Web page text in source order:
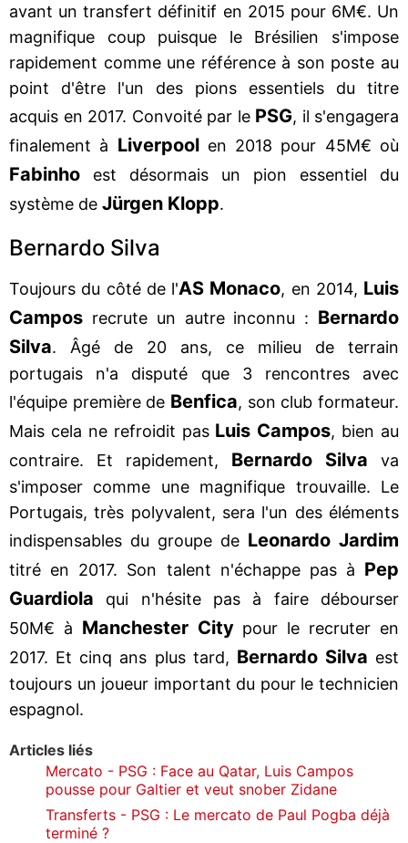
avant un transfert définitif en 2015 pour 6M€. Un
magnifique coup puisque le Brésilien s'impose
rapidement comme une référence à son poste au
point d'être l'un des pions essentiels du titre
acquis en 2017. Convoité par le PSG, il s'engagera
finalement à Liverpoolen 2018 pour 45M€ où
Fabinho est désormais un pion essentiel du
système de Jürgen Klopp.
Bernardo Silva
Toujours du côté de l'AS Monaco, en 2014, Luis
Campos recrute un autre inconnu : Bernardo
Silva. Âgé de 20 ans, ce milieu de terrain
portugais n'a disputé que 3 rencontres avec
l'équipe première de Benfica, son club formateur.
Mais cela ne refroidit pas Luis Campos, bien au
contraire. Et rapidement, Bernardo Silva va
s'imposer comme une magnifique trouvaille. Le
Portugais, très polyvalent, sera l'un des éléments
indispensables du groupe de Leonardo Jardim
titré en 2017. Son talent n'échappe pas à Pep
Guardiola qui n'hésite pas à faire débourser
50M€ à Manchester Citypour le recruter en
2017. Et cinq ans plus tard, Bernardo Silva est
toujours un joueur important du pour le technicien
espagnol.
Articles liés
Mercato - PSG : Face au Qatar, Luis Campos
pousse pour Galtier et veut snober Zidane
Transferts - PSG : Le mercato de Paul Pogba déjà
terminé ?